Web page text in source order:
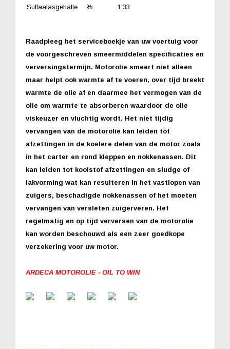
Sulfaatasgehalte
% 1.33
Raadpleeg het serviceboekje van uw voertuig voor
de voorgeschreven smeermiddelen specificaties en
verversingstermijn. Motorolie smeert niet alleen
maar helpt ook warmte af te voeren, over tijd breekt
warmte de olie af en daarmee het vermogen van de
olie om warmte te absorberen waardoor de olie
viskeuzer en vluchtig wordt. Het niet tijdig
vervangen van de motorolie kan leiden tot
afzettingen in de koelere delen van de motor zoals
in het carter en rond kleppen en nokkenassen. Dit
kan leiden tot koolstof afzettingen en sludge of
lakvorming wat kan resulteren in het vastlopen van
zuigers, beschadigde nokkenassen of het moeten
vervangen van versleten zuigerveren. Het
regelmatig en op tijd verversen van de motorolie
kan worden beschouwd als een zeer goedkope
verzekering voor uw motor.
ARDECA MOTOROLIE - OIL TO WIN